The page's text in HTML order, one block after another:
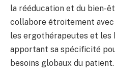
la rééducation et du bien-
collabore étroitement
les ergothérapeutes et les
apportant sa spécificité
besoins globaux du patient.